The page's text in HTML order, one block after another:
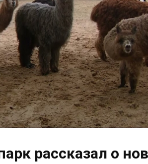
рассказал о